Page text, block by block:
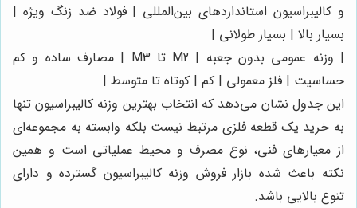
و کالیبراسیون استانداردهای بین‌المللی | فولاد ضد زنگ ویژه |
بسیار بالا | بسیار طولانی |
| وزنه عمومی بدون جعبه | M2 تا M3 | مصارف ساده و کم
حساسیت | فلز معمولی | کم | کوتاه تا متوسط |
این جدول نشان می‌دهد که انتخاب بهترین وزنه کالیبراسیون تنها
به خرید یک قطعه فلزی مرتبط نیست بلکه وابسته‌ به مجموعه‌ای
از معیارهای فنی، نوع مصرف و محیط عملیاتی است و همین
نکته باعث شده بازار فروش وزنه کالیبراسیون گسترده و دارای
تنوع بالایی باشد.